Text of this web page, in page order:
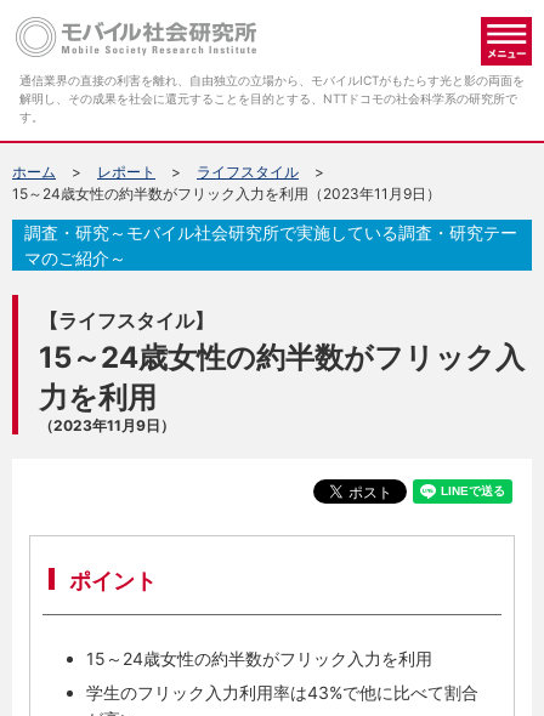
通信業界の直接の利害を離れ、自由独立の立場から、モバイルICTがもたらす光と影の両面を
解明し、その成果を社会に還元することを目的とする、NTTドコモの社会科学系の研究所で
す。
ホーム レポート
ライフスタイル
15～24歳女性の約半数がフリック入力を利用（2023年11月9日）
【ライフスタイル】
15～24歳女性の約半数がフリック入
力を利用
（2023年11月9日）
調査・研究～モバイル社会研究所で実施している調査・研究テー
マのご紹介～
ポイント
15～24歳女性の約半数がフリック入力を利用
学生のフリック入力利用率は43%で他に比べて割合